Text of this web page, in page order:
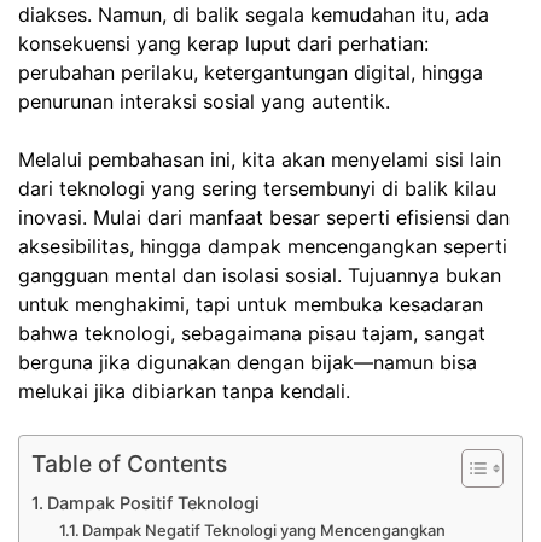
diakses. Namun, di balik segala kemudahan itu, ada
konsekuensi yang kerap luput dari perhatian:
perubahan perilaku, ketergantungan digital, hingga
penurunan interaksi sosial yang autentik.
Melalui pembahasan ini, kita akan menyelami sisi lain
dari teknologi yang sering tersembunyi di balik kilau
inovasi. Mulai dari manfaat besar seperti efisiensi dan
aksesibilitas, hingga dampak mencengangkan seperti
gangguan mental dan isolasi sosial. Tujuannya bukan
untuk menghakimi, tapi untuk membuka kesadaran
bahwa teknologi, sebagaimana pisau tajam, sangat
berguna jika digunakan dengan bijak—namun bisa
melukai jika dibiarkan tanpa kendali.
Table of Contents
Dampak Positif Teknologi
Dampak Negatif Teknologi yang Mencengangkan